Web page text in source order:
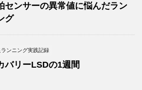
センサーの異常値に悩んだラン
グ
ランニング実践記録
バリーLSDの1週間